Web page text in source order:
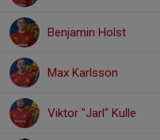
Benjamin Holst
Max Karlsson
Viktor "Jarl" Kulle